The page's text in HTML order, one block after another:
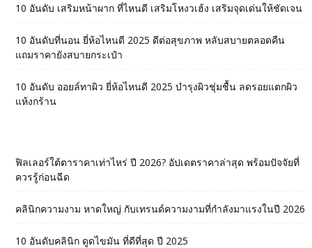
10 อันดับ เสริมหน้าผาก ที่ไหนดี เสริมโหงวเฮ้ง เสริมจุดเด่นให้ชัดเจน
10 อันดับที่นอน ยี่ห้อไหนดี 2025 ดีต่อสุขภาพ หลับสบายตลอดคืน
แถมราคายังสบายกระเป๋า
10 อันดับ ออยล์ทาผิว ยี่ห้อไหนดี 2025 บำรุงผิวชุ่มชื้น ลดรอยแตกผิว
แห้งกร้าน
ฟิลเลอร์ใต้ตาราคาเท่าไหร่ ปี 2026? อัปเดตราคาล่าสุด พร้อมปัจจัยที่
ควรรู้ก่อนฉีด
คลินิกความงาม หาดใหญ่ กับเทรนด์ความงามที่กำลังมาแรงในปี 2026
10 อันดับคลินิก ดูดไขมัน ที่ดีที่สุด ปี 2025